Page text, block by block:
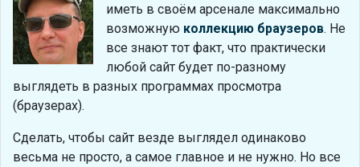
иметь в своём арсенале максимально
возможную коллекцию браузеров. Не
все знают тот факт, что практически
любой сайт будет по-разному
выглядеть в разных программах просмотра
(браузерах).
Сделать, чтобы сайт везде выглядел одинаково
весьма не просто, а самое главное и не нужно. Но все